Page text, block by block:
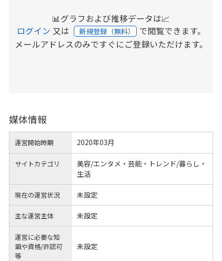
📊グラフおよび推移データは📈
ログイン 又は 新規登録（無料） で閲覧できます。
メールアドレスのみですぐにご登録いただけます。
媒体情報
運営開始時期 2020年03月
サイトカテゴリ
美容/エンタメ・芸能・トレンド/暮らし・
生活
現在の運営状況 未設定
主な運営主体 未設定
運営に必要な知
識や資格/許認可
等
未設定